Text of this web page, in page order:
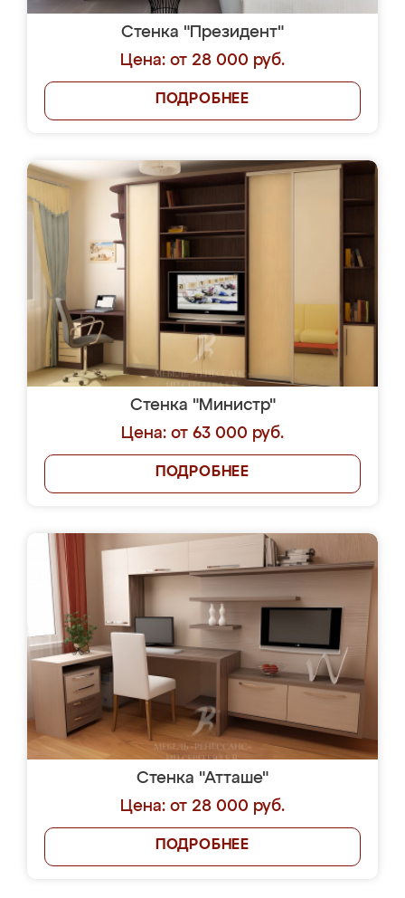
Стенка "Президент"
Цена: от 28 000 руб.
ПОДРОБНЕЕ
Стенка "Министр"
Цена: от 63 000 руб.
ПОДРОБНЕЕ
Стенка "Атташе"
Цена: от 28 000 руб.
ПОДРОБНЕЕ